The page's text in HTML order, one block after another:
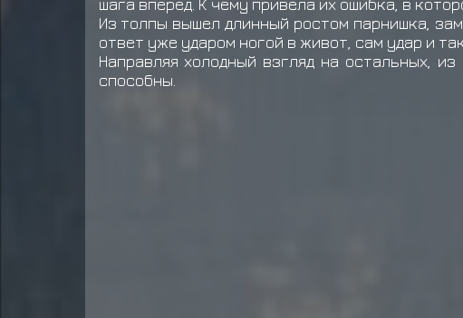
Из толпы вышел длинный ростом парнишка,
ответ уже ударом ногой в живот, сам удар и
Направляя холодный взгляд на остальных,
способны.